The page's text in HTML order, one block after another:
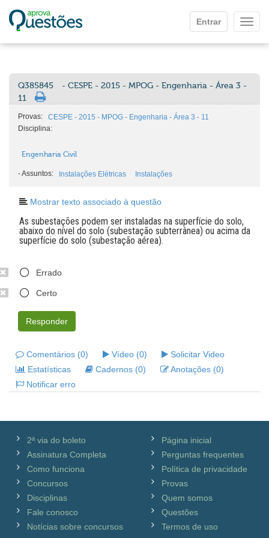
Entrar
Q385845
- CESPE - 2015 - MPOG - Engenharia - Área 3 -
11
Provas:
CESPE - 2015 - MPOG - Engenharia - Área 3 - 11
Disciplina:
Engenharia Civil
-Assuntos: Instalações Elétricas Instalações
Mostrar texto associado à questão
As subestações podem ser instaladas na superfície do solo,
abaixo do nível do solo (subestação subterrânea) ou acima da
superfície do solo (subestação aérea).
Errado
Certo
Responder
Comentários (0) Vídeo (0)
Solicitar Video
Estatísticas
Cadernos (0)
Anotações (0)
Notificar erro
2ª via do boleto
Assinatura Completa
Como funciona
Concursos
Disciplinas
Fale conosco
Notícias sobre concursos
Página inicial
Perguntas frequentes
Política de privacidade
Provas
Quem somos
Questões
Termos de uso